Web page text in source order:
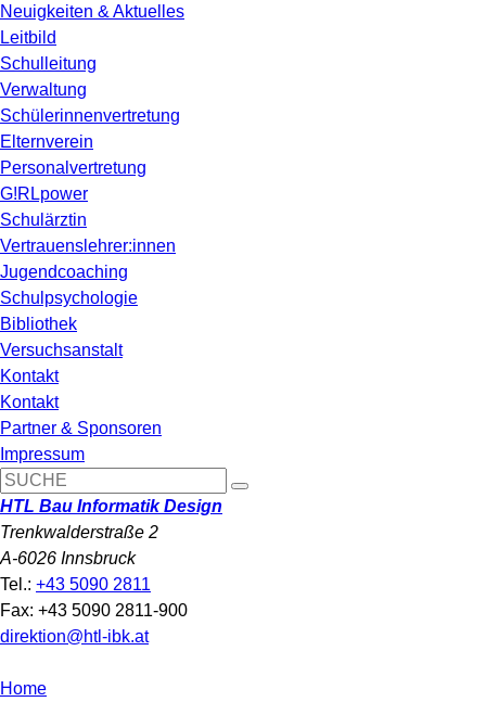
Neuigkeiten & Aktuelles
Leitbild
Schulleitung
Verwaltung
Schülerinnenvertretung
Elternverein
Personalvertretung
G!RLpower
Schulärztin
Vertrauenslehrer:innen
Jugendcoaching
Schulpsychologie
Bibliothek
Versuchsanstalt
Kontakt
Kontakt
Partner & Sponsoren
Impressum
HTL Bau Informatik Design
Trenkwalderstraße 2
A-6026 Innsbruck
Tel.: +43 5090 2811
Fax: +43 5090 2811-900
direktion@htl-ibk.at
Home